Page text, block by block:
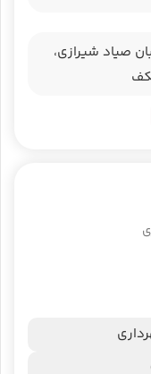
صیاد شیرازی،